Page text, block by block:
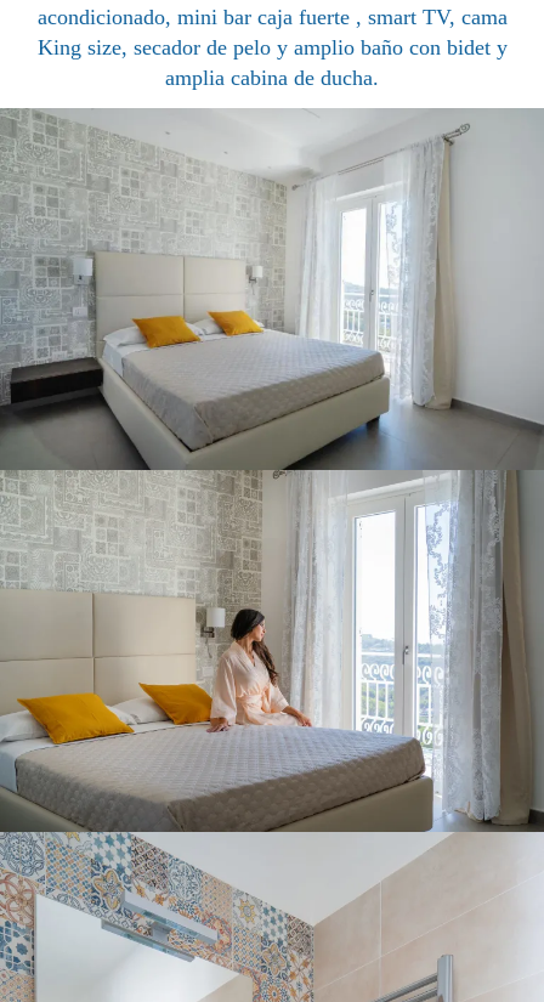
acondicionado, mini bar caja fuerte , smart TV, cama
King size, secador de pelo y amplio baño con bidet y
amplia cabina de ducha.